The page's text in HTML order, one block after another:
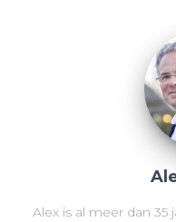
Alex is al meer dan